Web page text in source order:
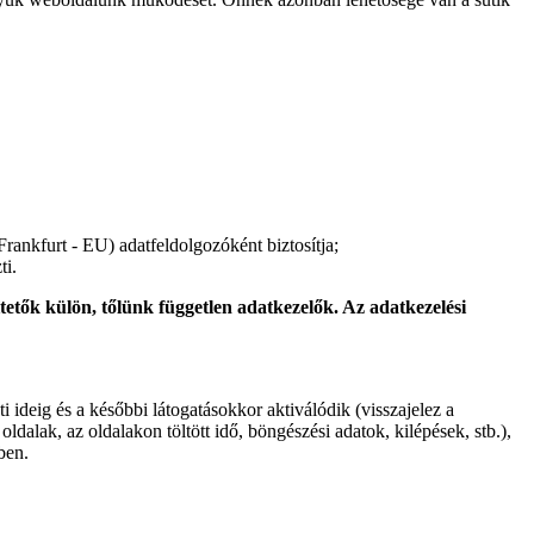
- EU) adatfeldolgozóként biztosítja;
külön, tőlünk független adatkezelők. Az adatkezelési
és a későbbi látogatásokkor aktiválódik (visszajelez a
az oldalakon töltött idő, böngészési adatok, kilépések, stb.),